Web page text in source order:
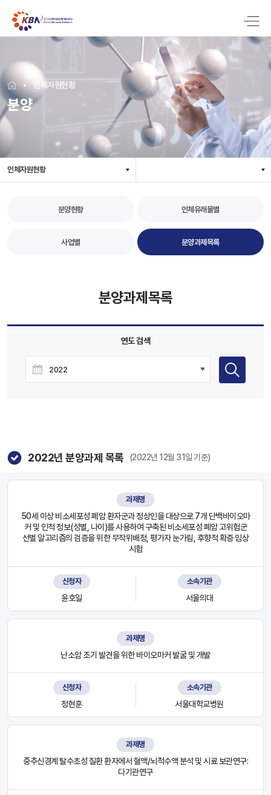
인체자원현황
분양
인체자원현황
분양현황 인체유래물별
사업별 분양과제목록
분양과제목록
연도 검색
2022년 분양과제 목록 (2022년 12월 31일 기준)
과제명
50세 이상 비소세포성 폐암 환자군과 정상인을 대상으로 7개 단백바이오마
커 및 인적 정보(성별, 나이)를 사용하여 구축된 비소세포성 폐암 고위험군
선별 알고리즘의 검증을 위한 무작위배정, 평가자 눈가림, 후향적 확증 임상
시험
신청자
윤호일
소속기관
서울의대
과제명
난소암 조기 발견을 위한 바이오마커 발굴 및 개발
신청자
정현훈
소속기관
서울대학교병원
과제명
중추신경계 탈수초성 질환 환자에서 혈액/뇌척수액 분석 및 시료 보관연구:
다기관연구